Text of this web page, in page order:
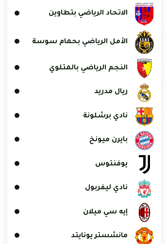
الاتحاد الرياضي بتطاوين
الأمل الرياضي بحمام سوسة
النجم الرياضي بالمتلوي
ريال مدريد
نادي برشلونة
بايرن ميونخ
يوفنتوس
نادي ليفربول
إيه سي ميلان
مانشستر يونايتد